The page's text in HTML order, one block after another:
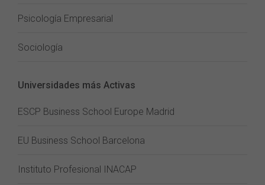
Psicología Empresarial
Sociología
Universidades más Activas
ESCP Business School Europe Madrid
EU Business School Barcelona
Instituto Profesional INACAP